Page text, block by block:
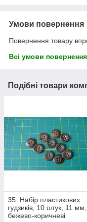
Умови повернення
Повернення товару
Всі умови повернення
Подібні товари
35. Набір пластикових
гудзиків, 10 штук, 11 мм,
бежево-коричневі